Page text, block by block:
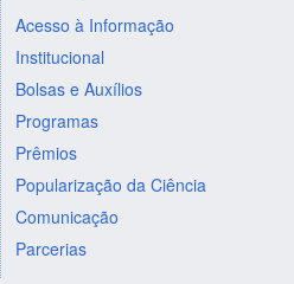
Acesso à Informação
Institucional
Bolsas e Auxílios
Programas
Prêmios
Popularização da Ciência
Comunicação
Parcerias